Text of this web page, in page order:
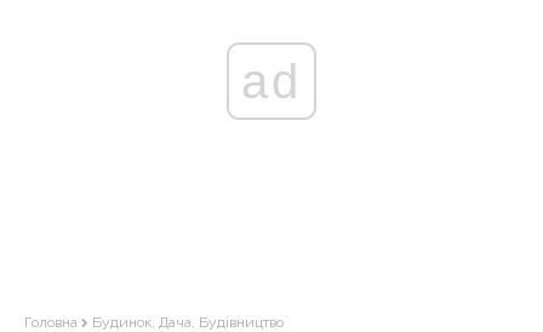
ad
Головна Будинок, Дача, Будівництво